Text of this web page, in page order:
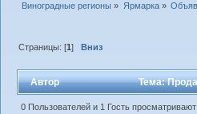
Виноградные регионы » Ярмарка»
Страницы: [1] Вниз
Автор Тема:
0 Пользователей и 1 Гость просматривают